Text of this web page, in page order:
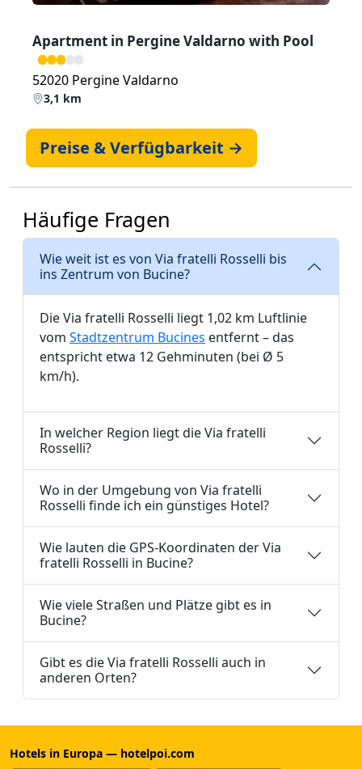
Apartment in Pergine Valdarno with Pool
52020 Pergine Valdarno
3,1 km
Preise & Verfügbarkeit →
Häufige Fragen
Wie weit ist es von Via fratelli Rosselli bis
ins Zentrum von Bucine?
Die Via fratelli Rosselli liegt 1,02 km Luftlinie
vom Stadtzentrum Bucines entfernt – das
entspricht etwa 12 Gehminuten (bei Ø 5
km/h).
In welcher Region liegt die Via fratelli
Rosselli?
Wo in der Umgebung von Via fratelli
Rosselli finde ich ein günstiges Hotel?
Wie lauten die GPS-Koordinaten der Via
fratelli Rosselli in Bucine?
Wie viele Straßen und Plätze gibt es in
Bucine?
Gibt es die Via fratelli Rosselli auch in
anderen Orten?
Hotels in Europa — hotelpoi.com